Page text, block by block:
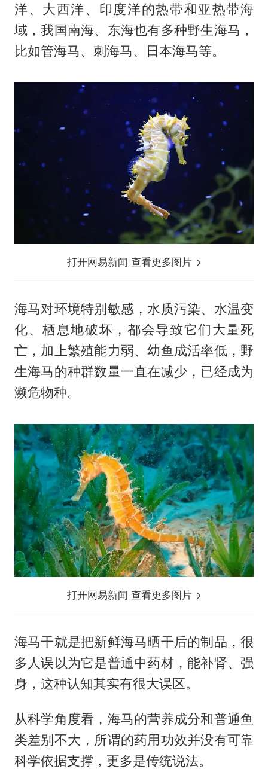
洋、大西洋、印度洋的热带和亚热带海
域，我国南海、东海也有多种野生海马，
比如管海马、刺海马、日本海马等。
打开网易新闻 查看更多图片
海马对环境特别敏感，水质污染、水温变
化、栖息地破坏，都会导致它们大量死
亡，加上繁殖能力弱、幼鱼成活率低，野
生海马的种群数量一直在减少，已经成为
濒危物种。
打开网易新闻 查看更多图片
海马干就是把新鲜海马晒干后的制品，很
多人误以为它是普通中药材，能补肾、强
身，这种认知其实有很大误区。
从科学角度看，海马的营养成分和普通鱼
类差别不大，所谓的药用功效并没有可靠
科学依据支撑，更多是传统说法。